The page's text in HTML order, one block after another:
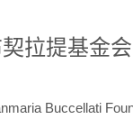
拉提基金
Buccellati